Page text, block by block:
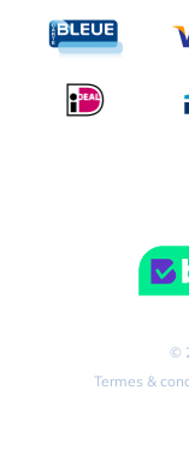
©
Termes &